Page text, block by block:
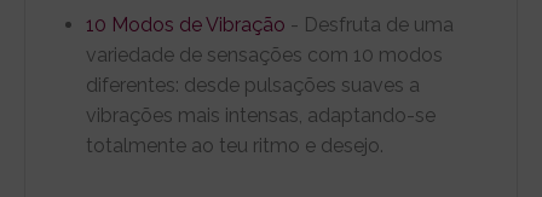
10 Modos de Vibração - Desfruta de uma
variedade de sensações com 10 modos
diferentes: desde pulsações suaves a
vibrações mais intensas, adaptando-se
totalmente ao teu ritmo e desejo.